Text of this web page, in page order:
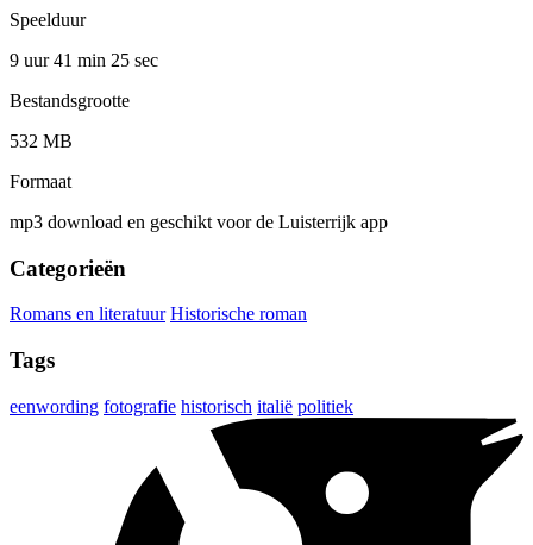
Speelduur
9 uur 41 min 25 sec
Bestandsgrootte
532 MB
Formaat
mp3 download en geschikt voor de Luisterrijk app
Categorieën
Romans en literatuur Historische roman
Tags
eenwording fotografie historisch italië politiek